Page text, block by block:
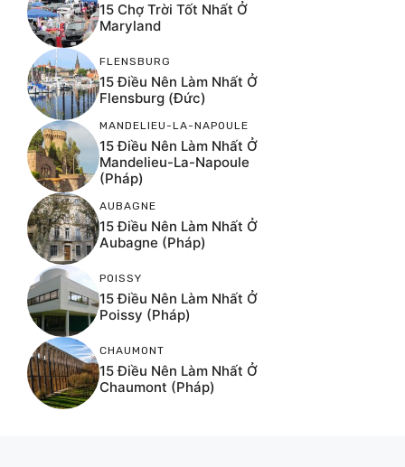
15 Chợ Trời Tốt Nhất Ở
Maryland
FLENSBURG
15 Điều Nên Làm Nhất Ở
Flensburg (Đức)
MANDELIEU-LA-NAPOULE
15 Điều Nên Làm Nhất Ở
Mandelieu-La-Napoule
(Pháp)
AUBAGNE
15 Điều Nên Làm Nhất Ở
Aubagne (Pháp)
POISSY
15 Điều Nên Làm Nhất Ở
Poissy (Pháp)
CHAUMONT
15 Điều Nên Làm Nhất Ở
Chaumont (Pháp)